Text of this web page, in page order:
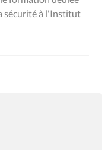
sécurité à l'Institut